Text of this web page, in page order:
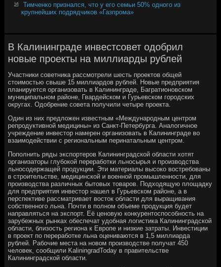
Тимченко признался, что у его семьи 50% одного из
крупнейших подрядчиков «Газпрома»
В Калининграде инвестсовет одобрил
новые проекты на миллиарды рублей
Участники советника рассмотрели шесть проектов общей
стоимостью свыше 15 миллиардов рублей. Новые предприятия
планируется организовать в Калининграде, Багратионовском
муниципальном районе, Гвардейском и Гурьевском городских
округах. Одобрение совета получили четыре проекта.
Один из них предложен известным «Международным центром
репродуктивной медицины» из Санкт-Петербурга. Аналогичное
учреждение инвестор намерен организовать в Калининграде во
взаимодействии с региональным перинатальным центром.
Пополнить ряды экспортеров Калининградской области хотят
организаторы глубокой переработки льносырья и производства
льносодержащей продукции. Эти материалы высоко востребованы
в строительстве, медицинской и военной промышленности, для
производства различных бытовых товаров. Подходящую площадку
для предприятия инвестор нашел в Гурьевском районе, а в
перспективе рассматривает восток области для выращивания
собственного льна. Почти в полном объеме продукция будет
направляться на экспорт. Её ценовую конкурентоспособность на
зарубежных рынках обеспечат удобная логистика Калининградской
области, близость региона к Европе и низкие затраты. Инвестиции
в проект по переработке льна оцениваются в 1,5 миллиарда
рублей. Рабочие места на новом производстве получат 450
человек, сообщили KaliningradToday в правительстве
Калининградской области.